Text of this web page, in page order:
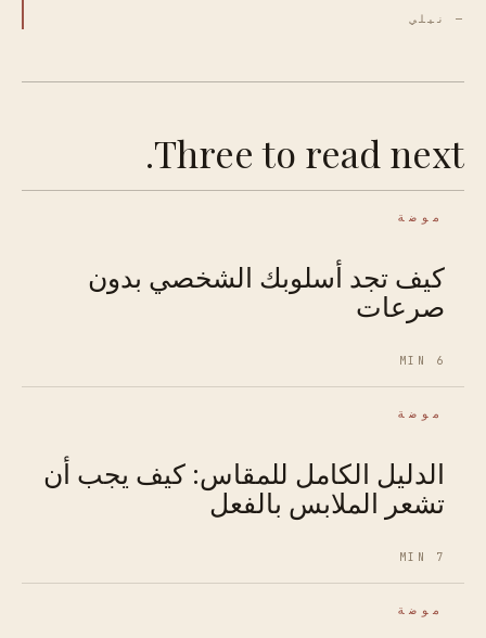
— نيلي
Three to read next.
موضة
كيف تجد أسلوبك الشخصي بدون
صرعات
6 MIN
موضة
الدليل الكامل للمقاس: كيف يجب أن
تشعر الملابس بالفعل
7 MIN
موضة